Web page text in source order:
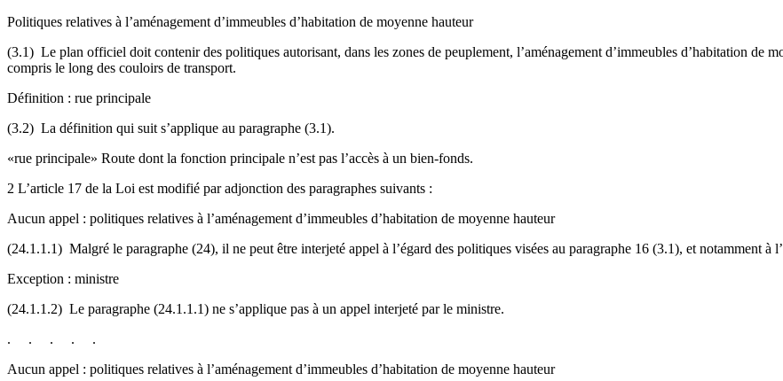
Politiques relatives à l’aménagement d’immeubles d’habitation de moyenne hauteur
(3.1) Le plan officiel doit contenir des politiques autorisant, dans les zones de peuplement, l’aménagement d’immeubles d’habitation de
compris le long des couloirs de transport.
Définition : rue principale
(3.2) La définition qui suit s’applique au paragraphe (3.1).
«rue principale» Route dont la fonction principale n’est pas l’accès à un bien-fonds.
2 L’article 17 de la Loi est modifié par adjonction des paragraphes suivants :
Aucun appel : politiques relatives à l’aménagement d’immeubles d’habitation de moyenne hauteur
(24.1.1.1) Malgré le paragraphe (24), il ne peut être interjeté appel à l’égard des politiques visées au paragraphe 16 (3.1), et notamment à
Exception : ministre
(24.1.1.2) Le paragraphe (24.1.1.1) ne s’applique pas à un appel interjeté par le ministre.
. . . . .
Aucun appel : politiques relatives à l’aménagement d’immeubles d’habitation de moyenne hauteur